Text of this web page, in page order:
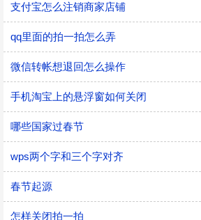
支付宝怎么注销商家店铺
qq里面的拍一拍怎么弄
微信转帐想退回怎么操作
手机淘宝上的悬浮窗如何关闭
哪些国家过春节
wps两个字和三个字对齐
春节起源
怎样关闭拍一拍